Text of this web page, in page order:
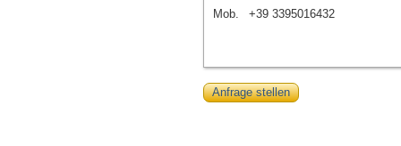
Mob. +39 3395016432
Anfrage stellen